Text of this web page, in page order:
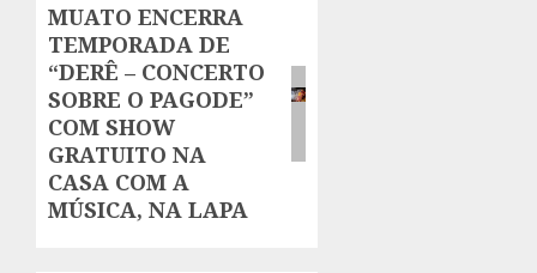
Next
post:
MUATO ENCERRA
TEMPORADA DE
“DERÊ – CONCERTO
SOBRE O PAGODE”
COM SHOW
GRATUITO NA
CASA COM A
MÚSICA, NA LAPA